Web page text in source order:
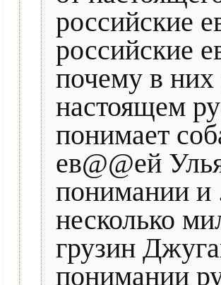
российские
российские
почему в
настоящем
понимает
ев@@ей
понимании и
несколько
грузин
понимании